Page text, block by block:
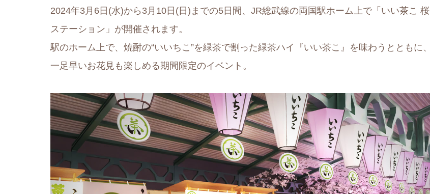
2024年3月6日(水)から3月10日(日)までの5日間、JR総武線の両国駅ホーム上で「いい茶こ 桜
ステーション」が開催されます。
駅のホーム上で、焼酎の“いいちこ”を緑茶で割った緑茶ハイ『いい茶こ』を味わうとともに、
一足早いお花見も楽しめる期間限定のイベント。